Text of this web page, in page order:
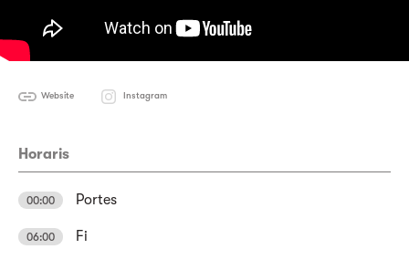
Website Instagram
Horaris
00:00 Portes
06:00 Fi